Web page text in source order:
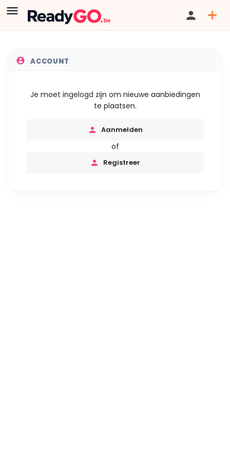
ACCOUNT
Je moet ingelogd zijn om nieuwe aanbiedingen
te plaatsen.
Aanmelden
of
Registreer